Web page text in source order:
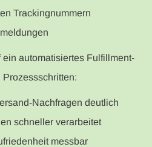
Trackingnummern
automatisiertes Fulfillment-
Nachfragen deutlich
schneller verarbeitet
messbar